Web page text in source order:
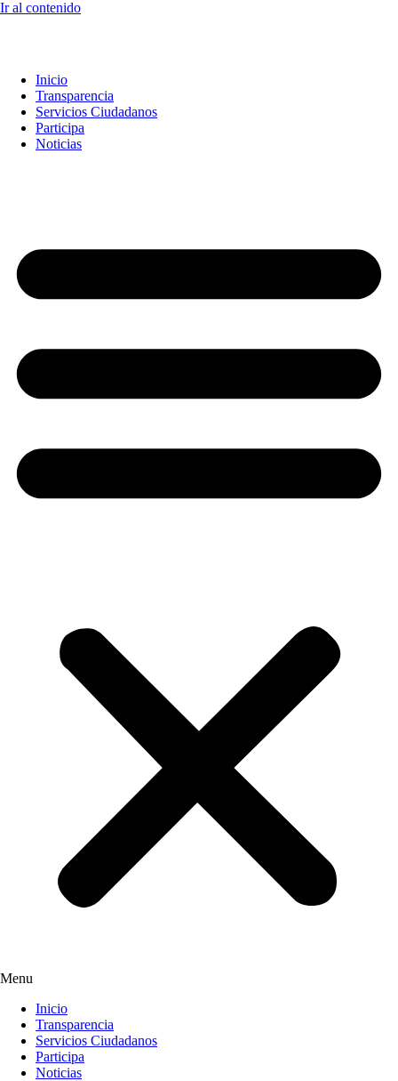
Ir al contenido
Inicio
Transparencia
Servicios Ciudadanos
Participa
Noticias
Menu
Inicio
Transparencia
Servicios Ciudadanos
Participa
Noticias